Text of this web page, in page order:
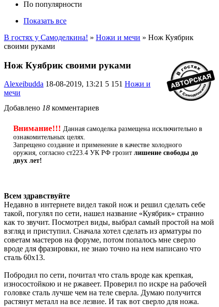
По популярности
Показать все
В гостях у Самоделкина! » Ножи и мечи » Нож Куябрик
своими руками
Нож Куябрик своими руками
Alexeibudda 18-08-2019, 13:21 5 151 Ножи и
мечи
Добавлено 18 комментариев
Внимание!!! Данная самоделка размещена исключительно в
ознакомительных целях.
Запрещено создание и применение в качестве холодного
оружия, согласно ст223.4 УК РФ грозит лишение свободы до
двух лет!
Всем здравствуйте
Недавно в интернете видел такой нож и решил сделать себе
такой, погулял по сети, нашел название «Куябрик» странно
как то звучит. Посмотрел виды, выбрал самый простой на мой
взгляд и приступил. Сначала хотел сделать из арматуры по
советам мастеров на форуме, потом попалось мне сверло
вроде для фразировки, не знаю точно на нем написано что
сталь 60х13.
Побродил по сети, почитал что сталь вроде как крепкая,
износостойкою и не ржавеет. Проверил по искре на рабочей
головке сталь лучше чем на теле сверла. Думаю получится
растянут металл на все лезвие. И так вот сверло для ножа.